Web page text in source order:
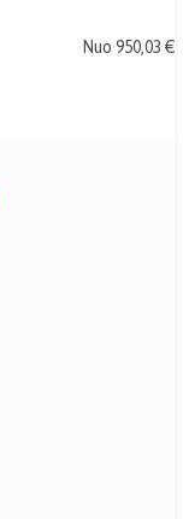
Nuo 950,03 €